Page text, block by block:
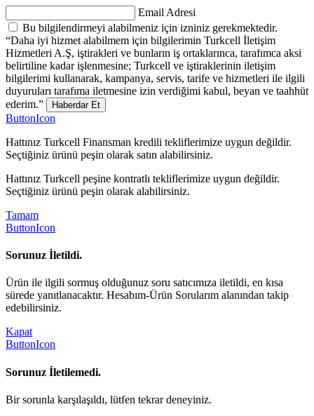
Email Adresi
Bu bilgilendirmeyi alabilmeniz için izniniz gerekmektedir.
“Daha iyi hizmet alabilmem için bilgilerimin Turkcell İletişim
Hizmetleri A.Ş, iştirakleri ve bunların iş ortaklarınca, tarafımca aksi
belirtiline kadar işlenmesine; Turkcell ve iştiraklerinin iletişim
bilgilerimi kullanarak, kampanya, servis, tarife ve hizmetleri ile ilgili
duyuruları tarafıma iletmesine izin verdiğimi kabul, beyan ve taahhüt
ederim.”
Haberdar Et
ButtonIcon
Hattınız Turkcell Finansman kredili tekliflerimize uygun değildir.
Seçtiğiniz ürünü peşin olarak satın alabilirsiniz.
Hattınız Turkcell peşine kontratlı tekliflerimize uygun değildir.
Seçtiğiniz ürünü peşin olarak alabilirsiniz.
Tamam
ButtonIcon
Sorunuz İletildi.
Ürün ile ilgili sormuş olduğunuz soru satıcımıza iletildi, en kısa
sürede yanıtlanacaktır. Hesabım-Ürün Sorularım alanından takip
edebilirsiniz.
Kapat
ButtonIcon
Sorunuz İletilemedi.
Bir sorunla karşılaşıldı, lütfen tekrar deneyiniz.